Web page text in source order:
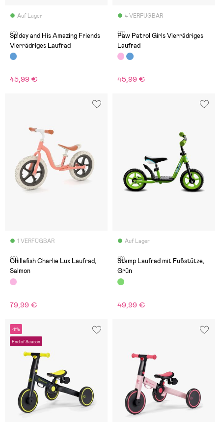
Auf Lager
(0)
Spidey and His Amazing Friends
Vierrädriges Laufrad
45,99 €
4 VERFÜGBAR
(0)
Paw Patrol Girls Vierrädriges
Laufrad
45,99 €
1 VERFÜGBAR
(0)
Chillafish Charlie Lux Laufrad,
Salmon
79,99 €
Auf Lager
(2)
Stamp Laufrad mit Fußstütze,
Grün
49,99 €
-11%
End of Season